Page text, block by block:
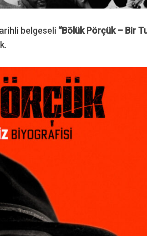
belgeseli “Bölük Pörçük – Bir